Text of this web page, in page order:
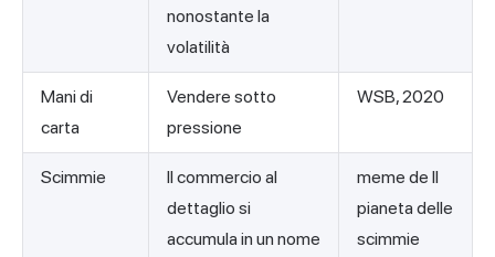
nonostante la
volatilità
Mani di
carta
Vendere sotto
pressione
WSB, 2020
Scimmie
Il commercio al
dettaglio si
accumula in un nome
meme de Il
pianeta delle
scimmie